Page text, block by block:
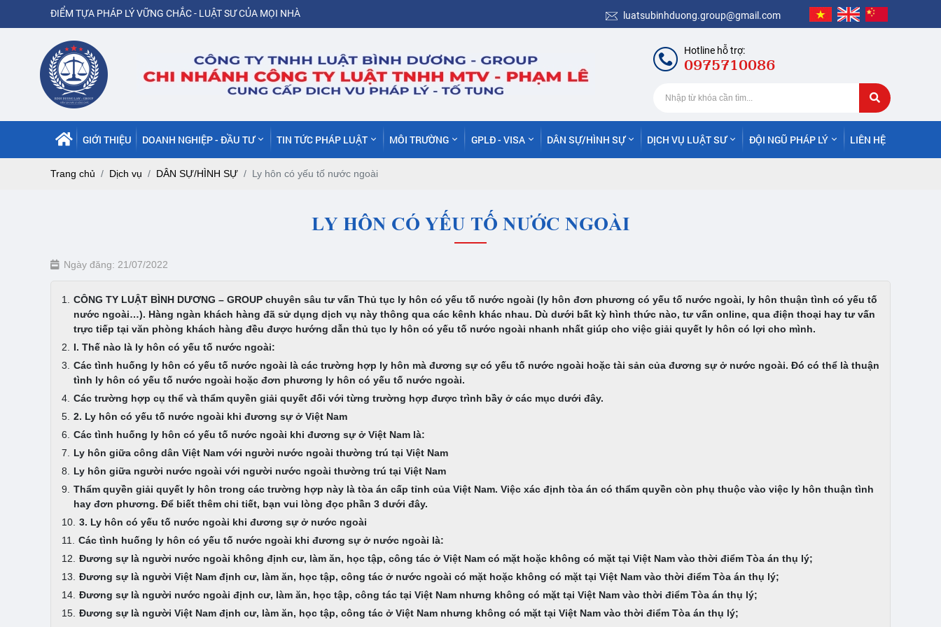
ĐIỂM TỰA PHÁP LÝ VỮNG CHẮC - LUẬT SƯ CỦA MỌI NHÀ luatsubinhduong.group@gmail.com
Hotline hỗ trợ:
0975710086
GIỚI THIỆU DOANH NGHIỆP - ĐẦU TƯ TIN TỨC PHÁP LUẬT MÔI TRƯỜNG GPLĐ - VISA DÂN SỰ/HÌNH SỰ DỊCH VỤ LUẬT SƯ ĐỘI NGŨ PHÁP LÝ LIÊN HỆ
Trang chủ Dịch vụ DÂN SỰ/HÌNH SỰ Ly hôn có yếu tố nước ngoài
LY HÔN CÓ YẾU TỐ NƯỚC NGOÀI
Ngày đăng: 21/07/2022
CÔNG TY LUẬT BÌNH DƯƠNG – GROUP chuyên sâu tư vấn Thủ tục ly hôn có yếu tố nước ngoài (ly hôn đơn phương có yếu tố nước ngoài, ly hôn thuận tình có yếu tố
nước ngoài…). Hàng ngàn khách hàng đã sử dụng dịch vụ này thông qua các kênh khác nhau. Dù dưới bất kỳ hình thức nào, tư vấn online, qua điện thoại hay tư vấn
trực tiếp tại văn phòng khách hàng đều được hướng dẫn thủ tục ly hôn có yếu tố nước ngoài nhanh nhất giúp cho việc giải quyết ly hôn có lợi cho mình.
I. Thế nào là ly hôn có yếu tố nước ngoài:
Các tình huống ly hôn có yếu tố nước ngoài là các trường hợp ly hôn mà đương sự có yếu tố nước ngoài hoặc tài sản của đương sự ở nước ngoài. Đó có thể là thuận
tình ly hôn có yếu tố nước ngoài hoặc đơn phương ly hôn có yếu tố nước ngoài.
Các trường hợp cụ thể và thẩm quyền giải quyết đối với từng trường hợp được trình bầy ở các mục dưới đây.
2. Ly hôn có yếu tố nước ngoài khi đương sự ở Việt Nam
Các tình huống ly hôn có yếu tố nước ngoài khi đương sự ở Việt Nam là:
Ly hôn giữa công dân Việt Nam với người nước ngoài thường trú tại Việt Nam
Ly hôn giữa người nước ngoài với người nước ngoài thường trú tại Việt Nam
Thẩm quyền giải quyết ly hôn trong các trường hợp này là tòa án cấp tỉnh của Việt Nam. Việc xác định tòa án có thẩm quyền còn phụ thuộc vào việc ly hôn thuận tình
hay đơn phương. Để biết thêm chi tiết, bạn vui lòng đọc phần 3 dưới đây.
3. Ly hôn có yếu tố nước ngoài khi đương sự ở nước ngoài
Các tình huống ly hôn có yếu tố nước ngoài khi đương sự ở nước ngoài là:
Đương sự là người nước ngoài không định cư, làm ăn, học tập, công tác ở Việt Nam có mặt hoặc không có mặt tại Việt Nam vào thời điểm Tòa án thụ lý;
Đương sự là người Việt Nam định cư, làm ăn, học tập, công tác ở nước ngoài có mặt hoặc không có mặt tại Việt Nam vào thời điểm Tòa án thụ lý;
Đương sự là người nước ngoài định cư, làm ăn, học tập, công tác tại Việt Nam nhưng không có mặt tại Việt Nam vào thời điểm Tòa án thụ lý;
Đương sự là người Việt Nam định cư, làm ăn, học tập, công tác ở Việt Nam nhưng không có mặt tại Việt Nam vào thời điểm Tòa án thụ lý;